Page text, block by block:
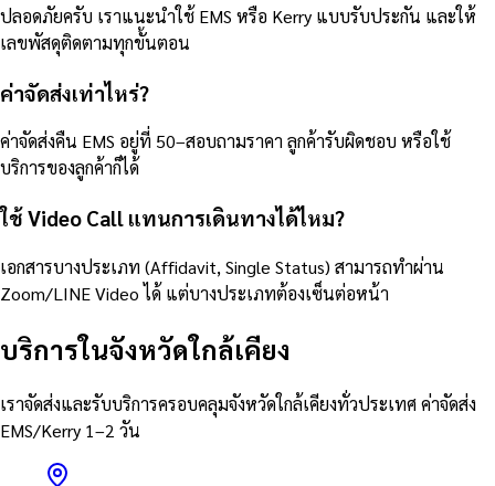
ปลอดภัยครับ เราแนะนำใช้ EMS หรือ Kerry แบบรับประกัน และให้
เลขพัสดุติดตามทุกขั้นตอน
ค่าจัดส่งเท่าไหร่?
ค่าจัดส่งคืน EMS อยู่ที่ 50–สอบถามราคา ลูกค้ารับผิดชอบ หรือใช้
บริการของลูกค้าก็ได้
ใช้ Video Call แทนการเดินทางได้ไหม?
เอกสารบางประเภท (Affidavit, Single Status) สามารถทำผ่าน
Zoom/LINE Video ได้ แต่บางประเภทต้องเซ็นต่อหน้า
บริการในจังหวัดใกล้เคียง
เราจัดส่งและรับบริการครอบคลุมจังหวัดใกล้เคียงทั่วประเทศ ค่าจัดส่ง
EMS/Kerry 1–2 วัน